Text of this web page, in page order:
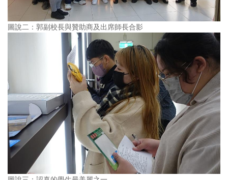
圖說二：郭副校長與贊助商及出席師長合影